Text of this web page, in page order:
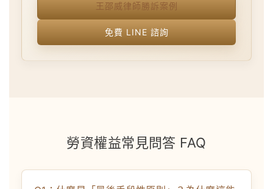
王邵威律師勝訴案例
免費 LINE 諮詢
勞資權益常見問答 FAQ